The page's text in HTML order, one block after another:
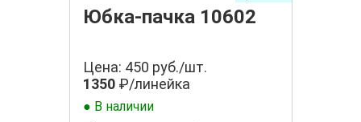
Юбка-пачка 10602
Цена: 450 руб./шт.
1350₽/линейка
● В наличии